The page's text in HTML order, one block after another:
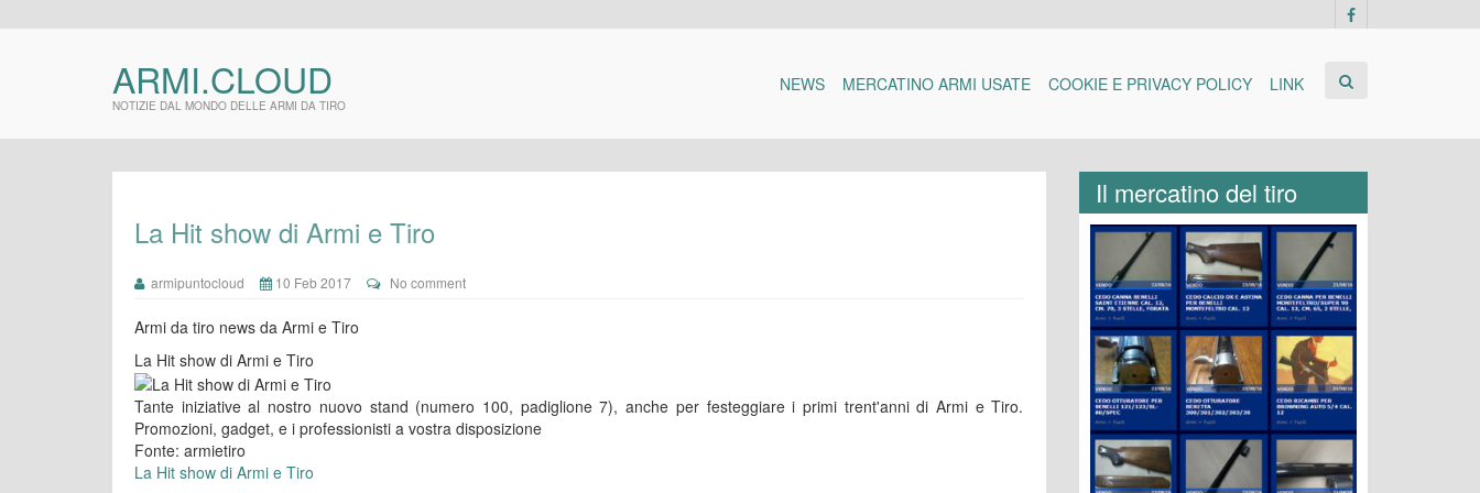
ARMI.CLOUD
NOTIZIE DAL MONDO DELLE ARMI DA TIRO
NEWS MERCATINO ARMI USATE COOKIE E PRIVACY POLICY LINK
La Hit show di Armi e Tiro
armipuntocloud 10 Feb 2017 No comment
Armi da tiro news da Armi e Tiro
La Hit show di Armi e Tiro
Tante iniziative al nostro nuovo stand (numero 100, padiglione 7), anche per festeggiare i primi trent'anni di Armi e Tiro.
Promozioni, gadget, e i professionisti a vostra disposizione
Fonte: armietiro
La Hit show di Armi e Tiro
Il mercatino del tiro